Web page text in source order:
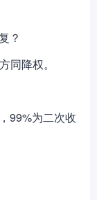
？
同降权。
99%为二次收